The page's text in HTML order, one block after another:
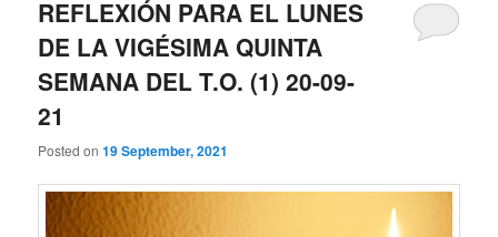
REFLEXIÓN PARA EL LUNES
DE LA VIGÉSIMA QUINTA
SEMANA DEL T.O. (1) 20-09-
21
Posted on19 September, 2021